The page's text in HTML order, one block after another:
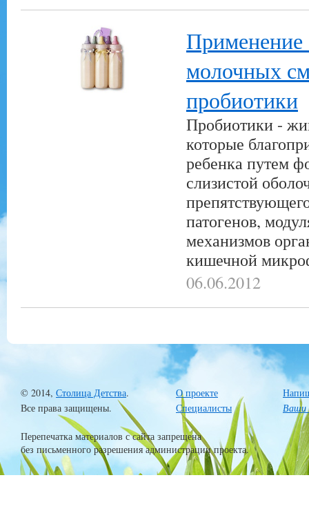
Применение
молочных
пробиотики
Пробиотики -
которые
ребенка путем
слизистой
патогенов,
механизмов
кишечной
06.06.2012
© 2014, Столица Детства.
Все права защищены.
О проекте
Специалисты
Ваши
Перепечатка материалов с сайта запрещена
без письменного разрешения администрации проекта.